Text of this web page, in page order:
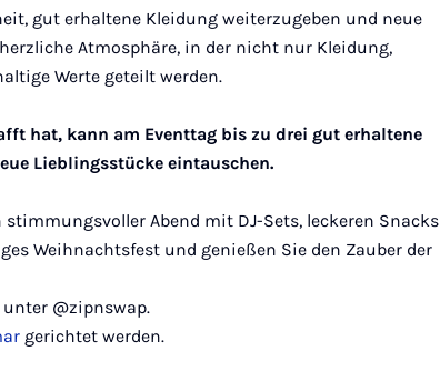
gut erhaltene Kleidung weiterzugeben und neue
Atmosphäre, in der nicht nur Kleidung,
Werte geteilt werden.
hat, kann am Eventtag bis zu drei gut erhaltene
Lieblingsstücke eintauschen.
Abend mit DJ-Sets, leckeren Snacks
Weihnachtsfest und genießen Sie den Zauber der
@zipnswap.
gerichtet werden.